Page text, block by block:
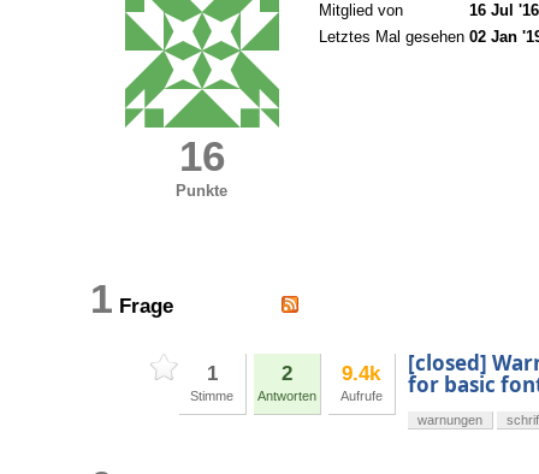
16
Punkte
Mitglied von
16 Jul
Letztes Mal gesehen 02 Jan
1 Frage
1
Stimme
2
Antworten
9.4k
Aufrufe
[closed]
for basic
warnungen